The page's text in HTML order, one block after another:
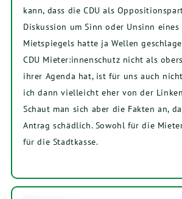
kann, dass die CDU als
Diskussion um Sinn oder Unsinn
Mietspiegels hatte ja Wellen
CDU Mieter:innenschutz nicht als
ihrer Agenda hat, ist für uns auch
ich dann vielleicht eher von der
Schaut man sich aber die Fakten an,
Antrag schädlich. Sowohl für die
für die Stadtkasse.